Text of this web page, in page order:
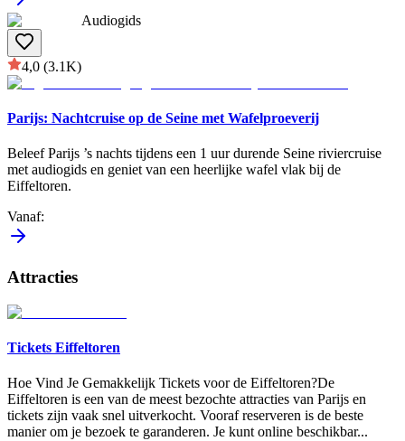
Audiogids
4,0 (3.1K)
Parijs: Nachtcruise op de Seine met Wafelproeverij
Beleef Parijs ’s nachts tijdens een 1 uur durende Seine riviercruise
met audiogids en geniet van een heerlijke wafel vlak bij de
Eiffeltoren.
Vanaf:
Attracties
Tickets Eiffeltoren
Hoe Vind Je Gemakkelijk Tickets voor de Eiffeltoren?De
Eiffeltoren is een van de meest bezochte attracties van Parijs en
tickets zijn vaak snel uitverkocht. Vooraf reserveren is de beste
manier om je bezoek te garanderen. Je kunt online beschikbar...